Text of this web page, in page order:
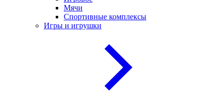
Мячи
Спортивные комплексы
Игры и игрушки